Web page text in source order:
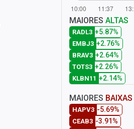
MAIORES ALTAS
RADL3 +5.87%
EMBJ3 +2.76%
BRAV3 +2.64%
TOTS3 +2.26%
KLBN11 +2.14%
MAIORES BAIXAS
HAPV3 -5.69%
CEAB3 -3.91%